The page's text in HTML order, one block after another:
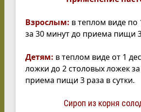
Взрослым: в теплом виде по
за 30 минут до приема пищи 3
Детям: в теплом виде от 1
ложки до 2 столовых ложек
приема пищи 3 раза в сутки.
Сироп из корня